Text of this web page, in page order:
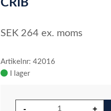
CRIB
SEK 264 ex. moms
Artikelnr: 42016
I lager